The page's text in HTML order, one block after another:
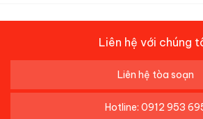
Liên hệ với chúng
Liên hệ tòa soạn
Hotline: 0912 953